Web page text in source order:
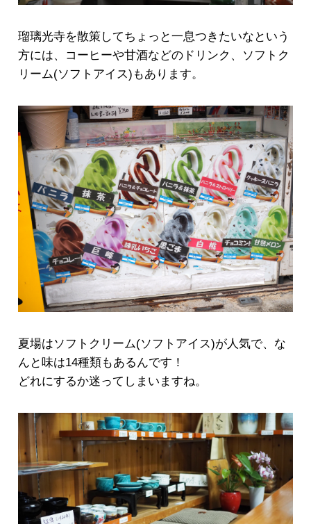
瑠璃光寺を散策してちょっと一息つきたいなという
方には、コーヒーや甘酒などのドリンク、ソフトク
リーム(ソフトアイス)もあります。
夏場はソフトクリーム(ソフトアイス)が人気で、な
んと味は14種類もあるんです！
どれにするか迷ってしまいますね。